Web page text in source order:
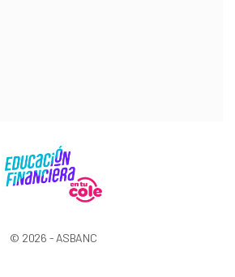
© 2026 - ASBANC